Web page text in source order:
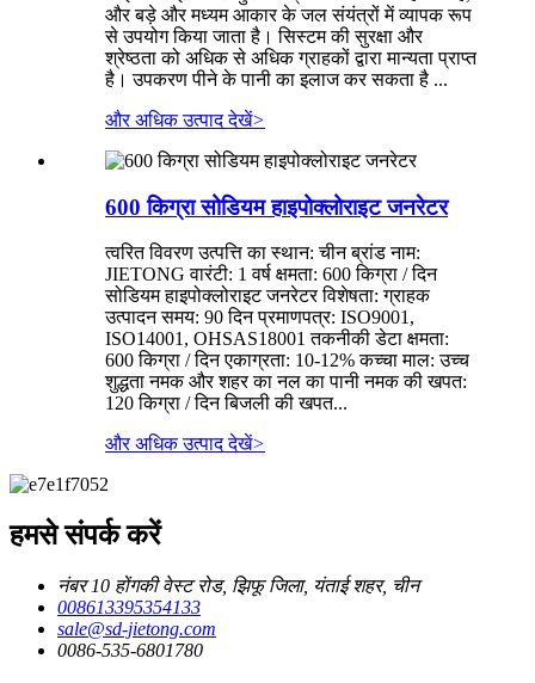
और बड़े और मध्यम आकार के जल संयंत्रों में व्यापक रूप
से उपयोग किया जाता है। सिस्टम की सुरक्षा और
श्रेष्ठता को अधिक से अधिक ग्राहकों द्वारा मान्यता प्राप्त
है। उपकरण पीने के पानी का इलाज कर सकता है ...
और अधिक उत्पाद देखें>
600 किग्रा सोडियम हाइपोक्लोराइट जनरेटर
त्वरित विवरण उत्पत्ति का स्थान: चीन ब्रांड नाम:
JIETONG वारंटी: 1 वर्ष क्षमता: 600 किग्रा / दिन
सोडियम हाइपोक्लोराइट जनरेटर विशेषता: ग्राहक
उत्पादन समय: 90 दिन प्रमाणपत्र: ISO9001,
ISO14001, OHSAS18001 तकनीकी डेटा क्षमता:
600 किग्रा / दिन एकाग्रता: 10-12% कच्चा माल: उच्च
शुद्धता नमक और शहर का नल का पानी नमक की खपत:
120 किग्रा / दिन बिजली की खपत...
और अधिक उत्पाद देखें>
हमसे संपर्क करें
नंबर 10 होंगकी वेस्ट रोड, झिफू जिला, यंताई शहर, चीन
008613395354133
sale@sd-jietong.com
0086-535-6801780